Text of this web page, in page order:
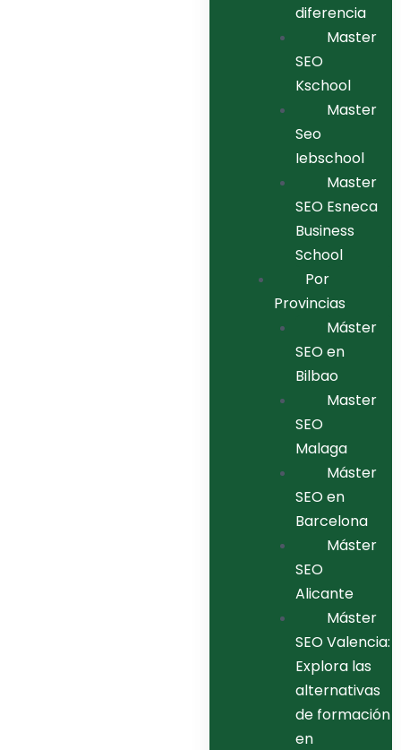
diferencia
Master
SEO
Kschool
Master
Seo
Iebschool
Master
SEO Esneca
Business
School
Por
Provincias
Máster
SEO en
Bilbao
Master
SEO
Malaga
Máster
SEO en
Barcelona
Máster
SEO
Alicante
Máster
SEO Valencia:
Explora las
alternativas
de formación
en